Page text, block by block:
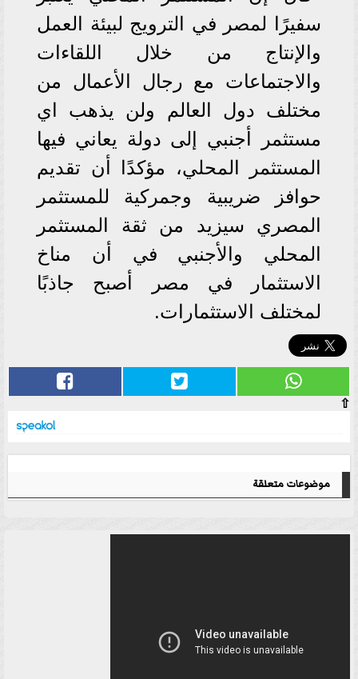
سفيرًا لمصر في الترويج لبيئة العمل
والإنتاج من خلال اللقاءات
والاجتماعات مع رجال الأعمال من
مختلف دول العالم ولن يذهب اي
مستثمر أجنبي إلى دولة يعاني فيها
المستثمر المحلي، مؤكدًا أن تقديم
حوافز ضريبية وجمركية للمستثمر
المصري سيزيد من ثقة المستثمر
المحلي والأجنبي في أن مناخ
الاستثمار في مصر أصبح جاذبًا
لمختلف الاستثمارات.
⇧
موضوعات متعلقة